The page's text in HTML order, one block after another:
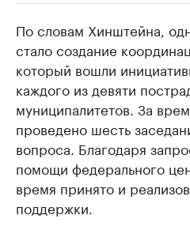
Делитесь новостями
Управляйте страницей компании и
По словам Хинштейна,
стало создание
который вошли
каждого из девяти
муниципалитетов. За
проведено шесть
вопроса. Благодаря
помощи федерального
время принято и
поддержки.